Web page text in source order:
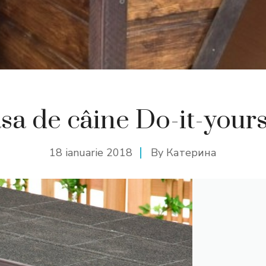
de câine Do-it-
18 ianuarie 2018 By Катерина